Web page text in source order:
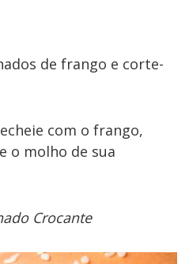
de frango e corte-
com o frango,
o molho de sua
Crocante